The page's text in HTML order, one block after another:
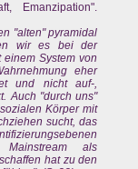
Emanzipation".
"alten" pyramidal
wir es bei der
einem System von
eher
und nicht auf-,
Auch "durch uns"
Körper mit
sucht, das
als
hat zu den